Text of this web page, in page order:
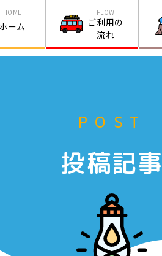
HOME
ホーム
FLOW
ご利用の
流れ
POST
投稿記事